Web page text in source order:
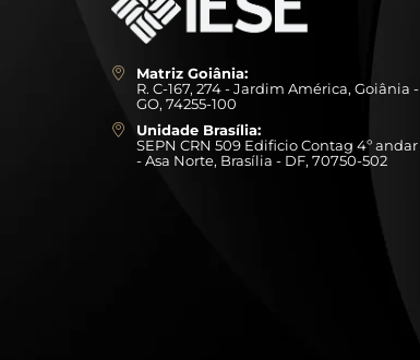
Matriz Goiânia:
R. C-167, 274 - Jardim América, Goiânia -
GO, 74255-100
Unidade Brasília:
SEPN CRN 509 Edificio Contag 4º andar
- Asa Norte, Brasília - DF, 70750-502